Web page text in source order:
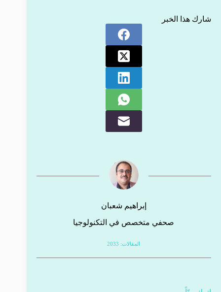
شارك هذا الخبر
إبراهيم شعبان
صحفي متخصص في التكنولوجيا
المقالات: 2033